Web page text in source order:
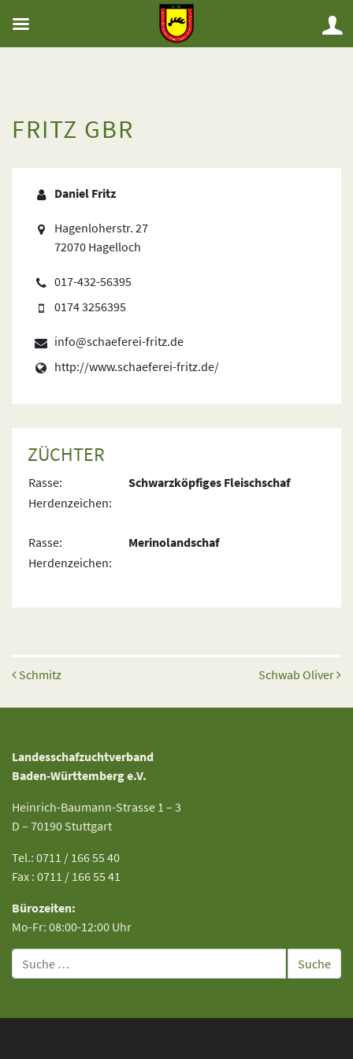
FRITZ GBR
Daniel Fritz
Hagenloherstr. 27
72070 Hagelloch
017-432-56395
0174 3256395
info@schaeferei-fritz.de
http://www.schaeferei-fritz.de/
ZÜCHTER
Rasse:
Schwarzköpfiges Fleischschaf
Herdenzeichen:
Rasse:
Merinolandschaf
Herdenzeichen:
Beitrags-Navigation
Schmitz Schwab Oliver
Landesschafzuchtverband
Baden-Württemberg e.V.
Heinrich-Baumann-Strasse 1 – 3
D – 70190 Stuttgart
Tel.: 0711 / 166 55 40
Fax : 0711 / 166 55 41
Bürozeiten:
Mo-Fr: 08:00-12:00 Uhr
Suche